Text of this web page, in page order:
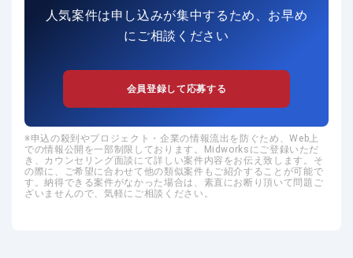
人気案件は申し込みが集中するため、お早め
にご相談ください
会員登録して応募する
申込の殺到やプロジェクト・企業の情報流出を防ぐため、Web上
での情報公開を一部制限しております。Midworksにご登録いただ
き、カウンセリング面談にて詳しい案件内容をお伝え致します。そ
の際に、ご希望に合わせて他の類似案件もご紹介することが可能で
す。納得できる案件がなかった場合は、素直にお断り頂いて問題ご
ざいませんので、気軽にご相談ください。